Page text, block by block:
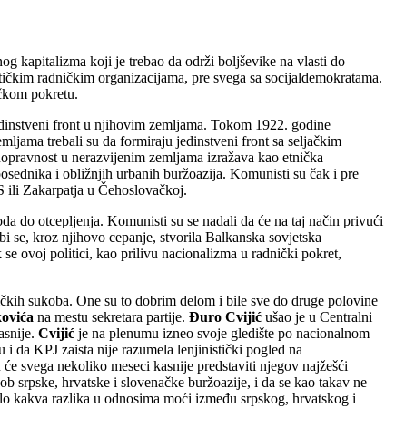
kapitalizma koji je trebao da održi boljševike na vlasti do
radničkim organizacijama, pre svega sa socijaldemokratama.
pokretu.
front u njihovim zemljama. Tokom 1922. godine
trebali su da formiraju jedinstveni front sa seljačkim
u nerazvijenim zemljama izražava kao etnička
i obližnjih urbanih buržoazija. Komunisti su čak i pre
ili Zakarpatja u Čehoslovačkoj.
do otcepljenja. Komunisti su se nadali da će na taj način privući
kroz njihovo cepanje, stvorila Balkanska sovjetska
se ovoj politici, kao prilivu nacionalizma u radnički pokret,
sukoba. One su to dobrim delom i bile sve do druge polovine
na mestu sekretara partije. Đuro Cvijić ušao je u Centralni
Cvijić je na plenumu izneo svoje gledište po nacionalnom
i da KPJ zaista nije razumela lenjinistički pogled na
svega nekoliko meseci kasnije predstaviti njegov najžešći
srpske, hrvatske i slovenačke buržoazije, i da se kao takav ne
kakva razlika u odnosima moći između srpskog, hrvatskog i